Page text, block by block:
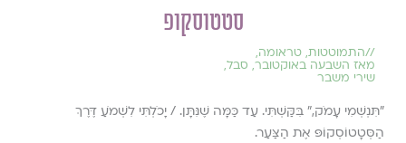
סטטוסקופ
//התמוטטות, טראומה,
מאז השבעה באוקטובר, סבל,
שירי משבר
"תִּנְשְׁמִי עָמֹק," בִּקַּשְׁתִּי. עַד כַּמָּה שֶׁנִּתָּן. / יָכֹלְתִּי לִשְׁמֹעַ דֶּרֶךְ
הַסְּטָטוֹסְקוֹפּ אֶת הַצַּעַר.